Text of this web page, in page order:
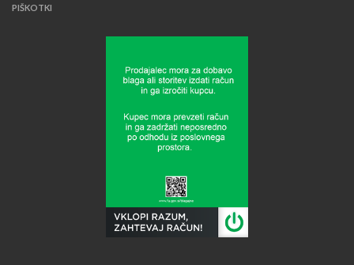
PIŠKOTKI